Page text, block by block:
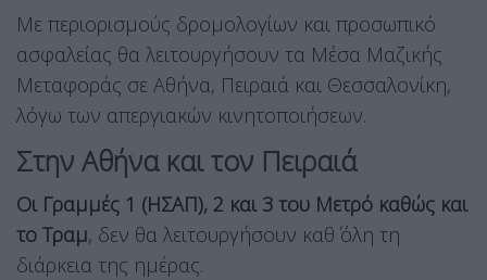
Με περιορισμούς δρομολογίων και προσωπικό
ασφαλείας θα λειτουργήσουν τα Μέσα Μαζικής
Μεταφοράς σε Αθήνα, Πειραιά και Θεσσαλονίκη,
λόγω των απεργιακών κινητοποιήσεων.
Στην Αθήνα και τον Πειραιά
Οι Γραμμές 1 (ΗΣΑΠ), 2 και 3 του Μετρό καθώς και
το Τραμ, δεν θα λειτουργήσουν καθ΄ όλη τη
διάρκεια της ημέρας.